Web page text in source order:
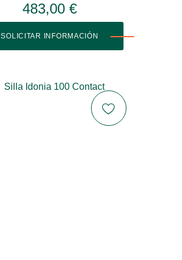
483,00 €
SOLICITAR INFORMACIÓN